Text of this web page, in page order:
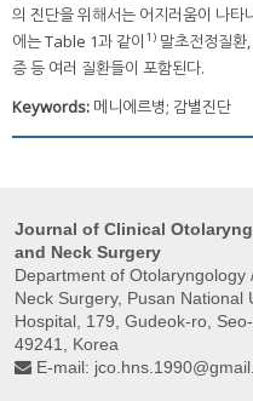
의 진단을 위해서는 어지러움이 나타
에는 Table 1과 같이 1) 말초전정질환
증 등 여러 질환들이 포함된다.
Keywords: 메니에르병; 감별진단
Journal of Clinical
and Neck Surgery
Department of Otolaryngology
Neck Surgery, Pusan ​​National
Hospital, 179, Gudeok-ro,
49241, Korea
E-mail: